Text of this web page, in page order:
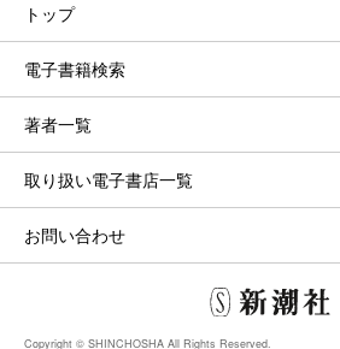
トップ
電子書籍検索
著者一覧
取り扱い電子書店一覧
お問い合わせ
Copyright © SHINCHOSHA All Rights Reserved.